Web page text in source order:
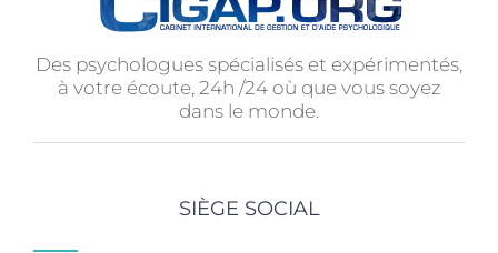
Des psychologues spécialisés et expérimentés,
à votre écoute, 24h /24 où que vous soyez
dans le monde.
SIÈGE SOCIAL